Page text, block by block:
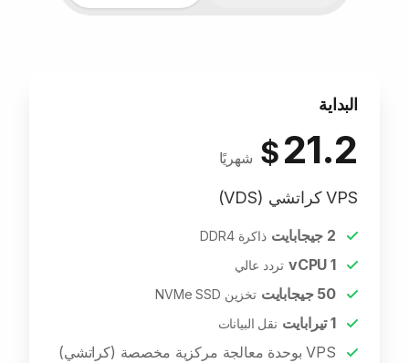
البداية
21.2
$ شهريًا
VPS كراتشي (VDS)
2 جيجابايت ذاكرة DDR4
1
vCPU تردد عالي
50 جيجابايت تخزين NVMe SSD
1تيرابايت نقل البيانات
VPS بوحدة معالجة مركزية مخصصة (كراتشي)